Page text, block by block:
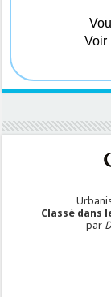
Voir
Classé dans
par